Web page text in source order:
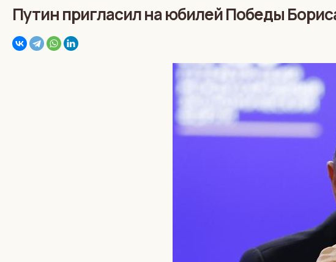
Путин пригласил на юбилей Победы